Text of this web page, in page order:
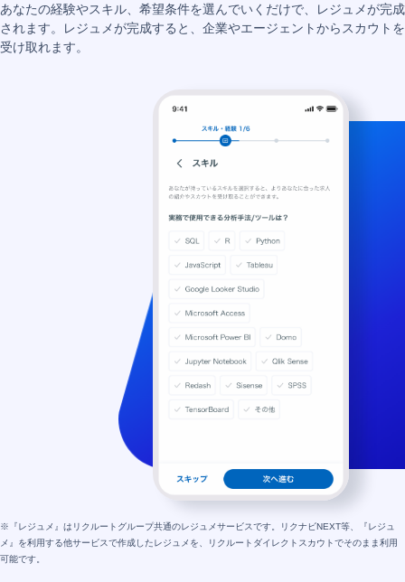
あなたの経験やスキル、希望条件を選んでいくだけで、レジュメが完成
されます。レジュメが完成すると、企業やエージェントからスカウトを
受け取れます。
※『レジュメ』はリクルートグループ共通のレジュメサービスです。リクナビNEXT等、『レジュ
メ』を利用する他サービスで作成したレジュメを、リクルートダイレクトスカウトでそのまま利用
可能です。